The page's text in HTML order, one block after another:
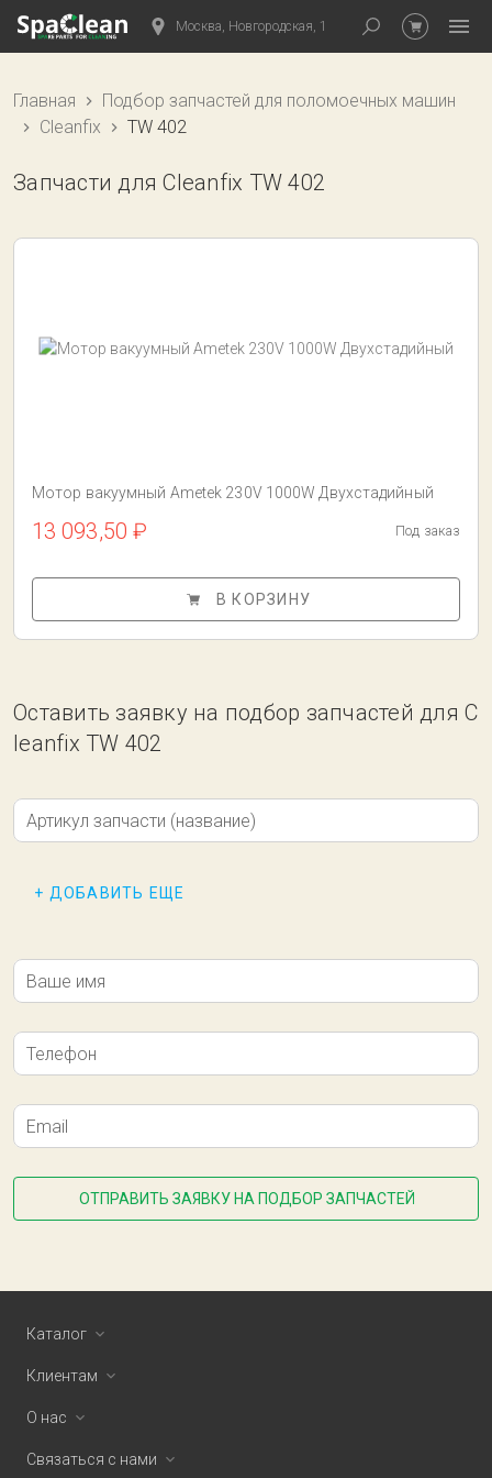
Москва, Новгородская, 1
Главная
Подбор запчастей для поломоечных машин
Cleanfix
TW 402
Запчасти для Cleanfix TW 402
Мотор вакуумный Ametek 230V 1000W Двухстадийный
13 093,50 ₽ Под заказ
В КОРЗИНУ
Оставить заявку на подбор запчастей для C
leanfix TW 402
Артикул запчасти (название)
+ ДОБАВИТЬ ЕЩЕ
Ваше имя
Телефон
Email
ОТПРАВИТЬ ЗАЯВКУ НА ПОДБОР ЗАПЧАСТЕЙ
Каталог
Клиентам
О нас
Связаться с нами